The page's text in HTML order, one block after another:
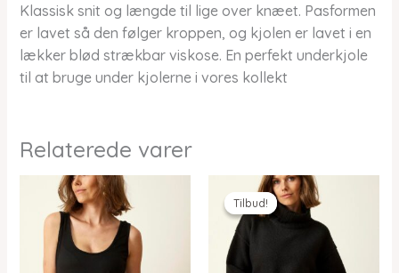
Klassisk snit og længde til lige over knæet. Pasformen
er lavet så den følger kroppen, og kjolen er lavet i en
lækker blød strækbar viskose. En perfekt underkjole
til at bruge under kjolerne i vores kollekt
Relaterede varer
Tilbud!
Tilbud!